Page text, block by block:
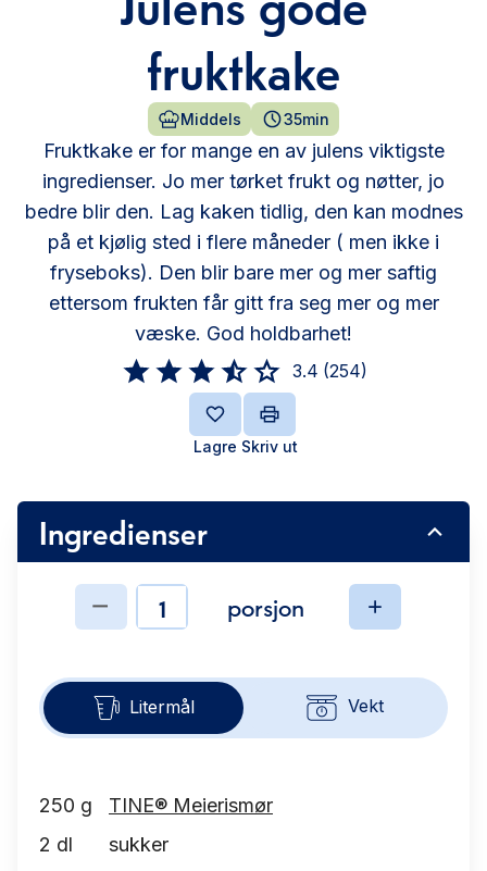
fruktkake
Middels 35min
Fruktkake er for mange en av julens viktigste
ingredienser. Jo mer tørket frukt og nøtter, jo
bedre blir den. Lag kaken tidlig, den kan modnes
på et kjølig sted i flere måneder ( men ikke i
fryseboks). Den blir bare mer og mer saftig
ettersom frukten får gitt fra seg mer og mer
væske. God holdbarhet!
3.4 (254)
Lagre Skriv ut
Ingredienser
Ingredienserporsjon
Litermål Vekt
250 g
TINE® Meierismør
2 dl
sukker